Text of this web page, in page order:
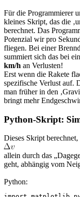
Für die Programmierer
kleines Skript, das die
berechnet. Das
Potenzial wir pro
fliegen. Bei einer
summiert sich das bei
km/h an Verlusten!
Erst wenn die Rakete
spezifische Verlust auf.
man früher in den
bringt mehr
Python-Skript:
Dieses Skript
allein durch das
geht, abhängig vom
Python: